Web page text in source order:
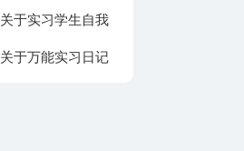
告3篇
关于实习学生自我
鉴定锦集8篇
关于万能实习日记